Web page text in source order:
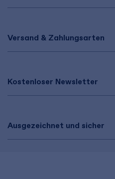
Versand & Zahlungsarten
Kostenloser Newsletter
Ausgezeichnet und sicher